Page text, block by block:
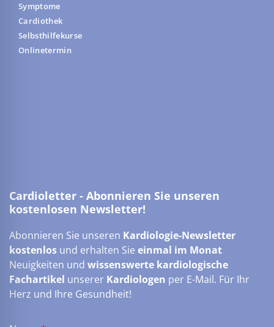
Symptome
Cardiothek
Selbsthilfekurse
Onlinetermin
Cardioletter - Abonnieren Sie unseren
kostenlosen Newsletter!
Abonnieren Sie unseren Kardiologie-Newsletter
kostenlos und erhalten Sie einmal im Monat
Neuigkeiten und wissenswerte kardiologische
Fachartikel unserer Kardiologen per E-Mail. Für Ihr
Herz und Ihre Gesundheit!